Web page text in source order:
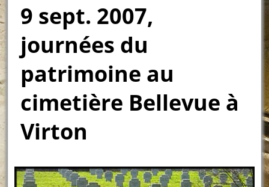
9 sept. 2007,
journées du
patrimoine au
cimetière Bellevue à
Virton